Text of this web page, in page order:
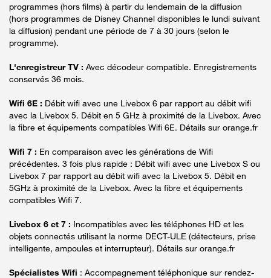
programmes (hors films) à partir du lendemain de la diffusion
(hors programmes de Disney Channel disponibles le lundi suivant
la diffusion) pendant une période de 7 à 30 jours (selon le
programme).
L'enregistreur TV : Avec décodeur compatible. Enregistrements
conservés 36 mois.
Wifi 6E : Débit wifi avec une Livebox 6 par rapport au débit wifi
avec la Livebox 5. Débit en 5 GHz à proximité de la Livebox. Avec
la fibre et équipements compatibles Wifi 6E. Détails sur orange.fr
Wifi 7 : En comparaison avec les générations de Wifi
précédentes. 3 fois plus rapide : Débit wifi avec une Livebox S ou
Livebox 7 par rapport au débit wifi avec la Livebox 5. Débit en
5GHz à proximité de la Livebox. Avec la fibre et équipements
compatibles Wifi 7.
Livebox 6 et 7 : Incompatibles avec les téléphones HD et les
objets connectés utilisant la norme DECT-ULE (détecteurs, prise
intelligente, ampoules et interrupteur). Détails sur orange.fr
Spécialistes Wifi : Accompagnement téléphonique sur rendez-